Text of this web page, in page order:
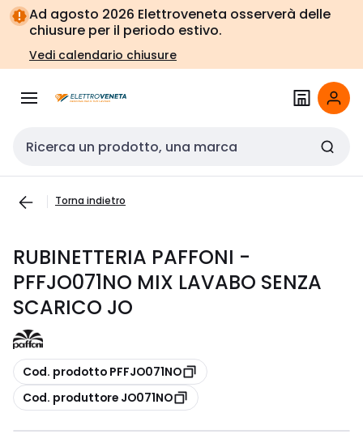
Vai alla
navigazione
Vai
alla
pagina
Ad agosto 2026 Elettroveneta osserverà delle
chiusure per il periodo estivo.
Vedi calendario chiusure
Cerca input
Torna indietro
RUBINETTERIA PAFFONI -
PFFJO071NO MIX LAVABO SENZA
SCARICO JO
copia
Cod. prodotto PFFJO071NO
copia
Cod. produttore JO071NO